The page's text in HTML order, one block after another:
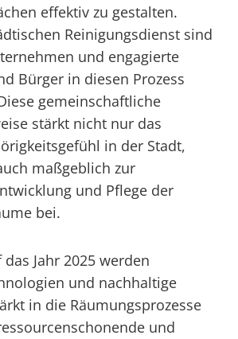
effektiv zu gestalten.
Reinigungsdienst sind
und engagierte
Bürger in diesen Prozess
gemeinschaftliche
stärkt nicht nur das
in der Stadt,
maßgeblich zur
und Pflege der
bei.
Jahr 2025 werden
und nachhaltige
in die Räumungsprozesse
und